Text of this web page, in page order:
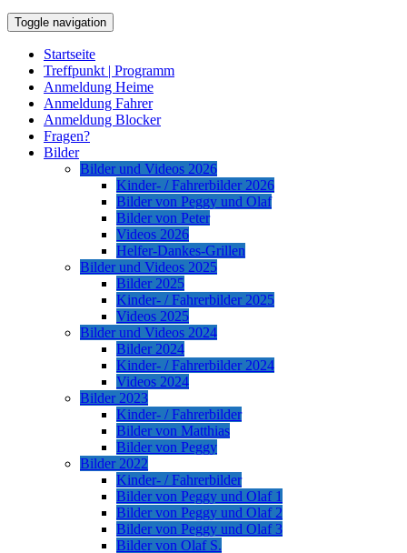
Toggle navigation
Startseite
Treffpunkt | Programm
Anmeldung Heime
Anmeldung Fahrer
Anmeldung Blocker
Fragen?
Bilder
Bilder und Videos 2026
Kinder- / Fahrerbilder 2026
Bilder von Peggy und Olaf
Bilder von Peter
Videos 2026
Helfer-Dankes-Grillen
Bilder und Videos 2025
Bilder 2025
Kinder- / Fahrerbilder 2025
Videos 2025
Bilder und Videos 2024
Bilder 2024
Kinder- / Fahrerbilder 2024
Videos 2024
Bilder 2023
Kinder- / Fahrerbilder
Bilder von Matthias
Bilder von Peggy
Bilder 2022
Kinder- / Fahrerbilder
Bilder von Peggy und Olaf 1
Bilder von Peggy und Olaf 2
Bilder von Peggy und Olaf 3
Bilder von Olaf S.